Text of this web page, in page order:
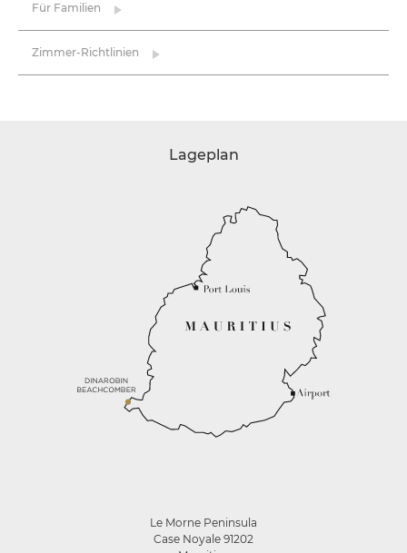
Für Familien
Zimmer-Richtlinien
Lageplan
Le Morne Peninsula
Case Noyale 91202